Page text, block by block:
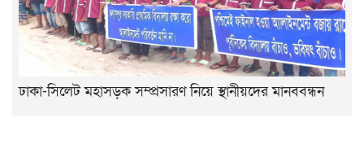
ঢাকা-সিলেট মহাসড়ক সম্প্রসারণ নিয়ে স্থানীয়দের মানববন্ধন